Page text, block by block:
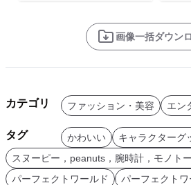
画像一括ダウン
カテゴリ ファッション・美容 エン
タグ かわいい キャラクターグ
スヌーピー，peanuts，腕時計，モノト
パーフェクトワールド
パーフェクト